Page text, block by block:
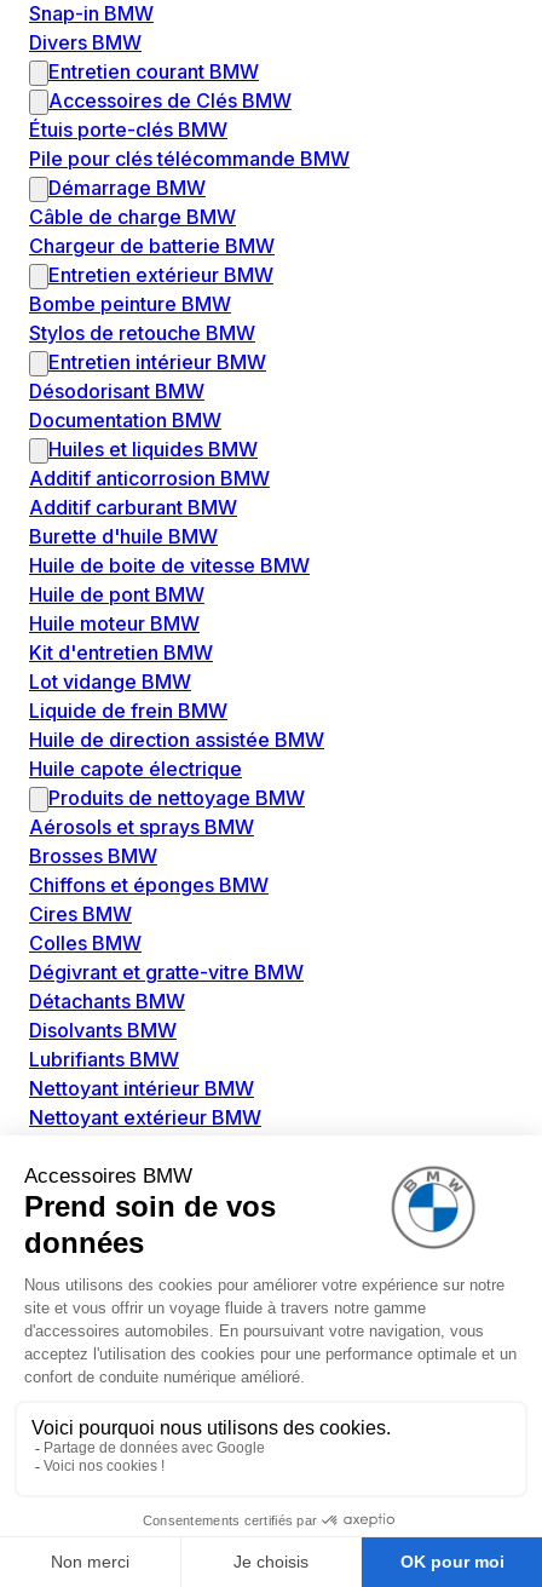
Snap-in BMW
Divers BMW
Entretien courant BMW
Accessoires de Clés BMW
Étuis porte-clés BMW
Pile pour clés télécommande BMW
Démarrage BMW
Câble de charge BMW
Chargeur de batterie BMW
Entretien extérieur BMW
Bombe peinture BMW
Stylos de retouche BMW
Entretien intérieur BMW
Désodorisant BMW
Documentation BMW
Huiles et liquides BMW
Additif anticorrosion BMW
Additif carburant BMW
Burette d'huile BMW
Huile de boite de vitesse BMW
Huile de pont BMW
Huile moteur BMW
Kit d'entretien BMW
Lot vidange BMW
Liquide de frein BMW
Huile de direction assistée BMW
Huile capote électrique
Produits de nettoyage BMW
Aérosols et sprays BMW
Brosses BMW
Chiffons et éponges BMW
Cires BMW
Colles BMW
Dégivrant et gratte-vitre BMW
Détachants BMW
Disolvants BMW
Lubrifiants BMW
Nettoyant intérieur BMW
Nettoyant extérieur BMW
Alimentation Carburant BMW
Boitier papillon BMW
Faisceau de câble pour réservoir avec pompe
Injecteur BMW
Pompe à carburant BMW
Pompe diesel BMW
Allumage / Préchauffage BMW
Boitier de préchauffage BMW
Bougie de préchauffage BMW
Amortisseurs BMW
Amortisseur de vibrations BMW